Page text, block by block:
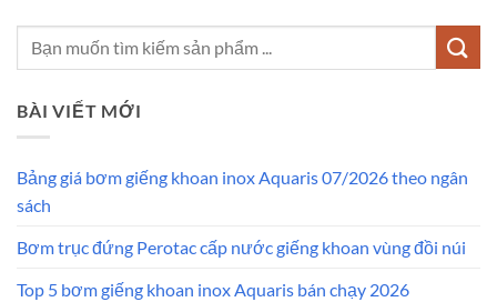
BÀI VIẾT MỚI
Bảng giá bơm giếng khoan inox Aquaris 07/2026 theo ngân
sách
Bơm trục đứng Perotac cấp nước giếng khoan vùng đồi núi
Top 5 bơm giếng khoan inox Aquaris bán chạy 2026